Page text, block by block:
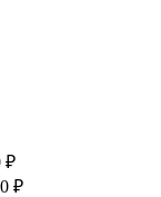
₽
₽